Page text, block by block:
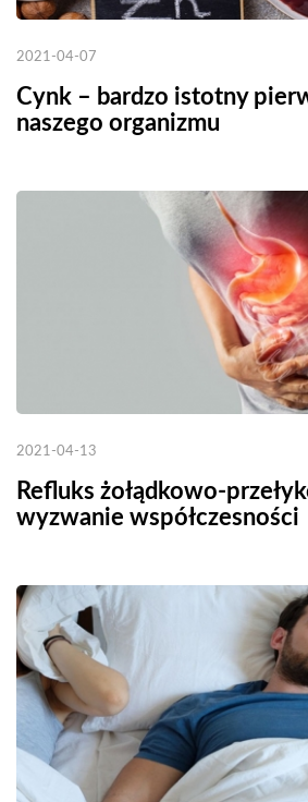
2021-04-07
Cynk – bardzo istotny
naszego organizmu
2021-04-13
Refluks żołądkowo-
wyzwanie współczesności